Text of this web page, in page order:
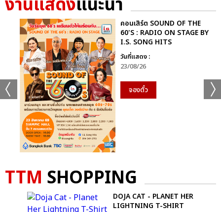
คอนเสิร์ต SOUND OF THE
60'S : RADIO ON STAGE BY
I.S. SONG HITS
วันที่แสดง :
23/08/26
จองตั๋ว
TTM SHOPPING
DOJA CAT - PLANET HER
LIGHTNING T-SHIRT